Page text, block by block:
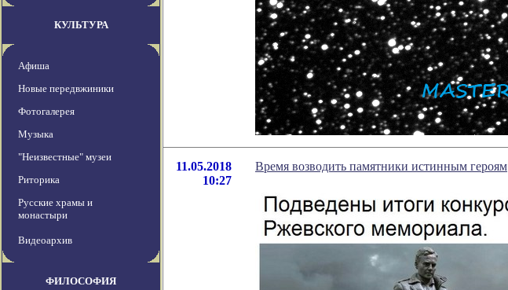
КУЛЬТУРА
Афиша
Новые передвжиники
Фотогалерея
Музыка
"Неизвестные" музеи
Риторика
Русские храмы и
монастыри
Видеоархив
ФИЛОСОФИЯ
11.05.2018
10:27
Время возводить памятники истинным героям